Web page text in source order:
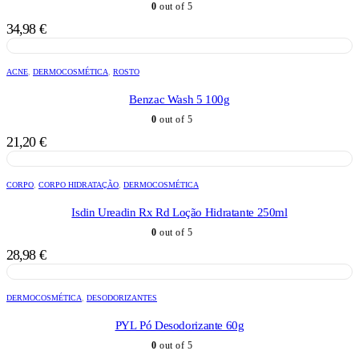
0 out of 5
34,98 €
ACNE, DERMOCOSMÉTICA, ROSTO
Benzac Wash 5 100g
0 out of 5
21,20 €
CORPO, CORPO HIDRATAÇÃO, DERMOCOSMÉTICA
Isdin Ureadin Rx Rd Loção Hidratante 250ml
0 out of 5
28,98 €
DERMOCOSMÉTICA, DESODORIZANTES
PYL Pó Desodorizante 60g
0 out of 5